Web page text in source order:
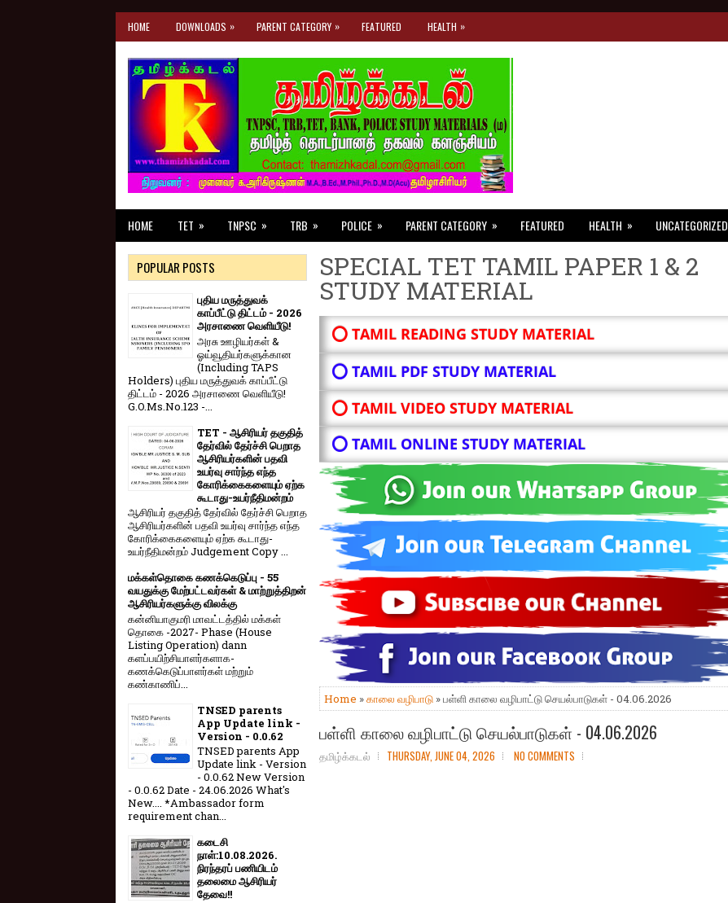
HOME DOWNLOADS » PARENT CATEGORY » FEATURED HEALTH »
HOME TET » TNPSC » TRB » POLICE » PARENT CATEGORY » FEATURED HEALTH » UNCATEGORIZED
SPECIAL TET TAMIL PAPER 1 & 2
STUDY MATERIAL
⭕ TAMIL READING STUDY MATERIAL
⭕ TAMIL PDF STUDY MATERIAL
⭕ TAMIL VIDEO STUDY MATERIAL
⭕ TAMIL ONLINE STUDY MATERIAL
Home »காலை வழிபாடு » பள்ளி காலை வழிபாட்டு செயல்பாடுகள் - 04.06.2026
பள்ளி காலை வழிபாட்டு செயல்பாடுகள் - 04.06.2026
தமிழ்க்கடல் THURSDAY, JUNE 04, 2026 NO COMMENTS
POPULAR POSTS
புதிய மருத்துவக்
காப்பீட்டு திட்டம் - 2026
அரசாணை வெளியீடு!
அரசு ஊழியர்கள் &
ஓய்வூதியர்களுக்கான
(Including TAPS
Holders) புதிய மருத்துவக் காப்பீட்டு
திட்டம் - 2026 அரசாணை வெளியீடு!
G.O.Ms.No.123 -...
TET - ஆசிரியர் தகுதித்
தேர்வில் தேர்ச்சி பெறாத
ஆசிரியர்களின் பதவி
உயர்வு சார்ந்த எந்த
கோரிக்கைகளையும் ஏற்க
கூடாது-உயர்நீதிமன்றம்
ஆசிரியர் தகுதித் தேர்வில் தேர்ச்சி பெறாத
ஆசிரியர்களின் பதவி உயர்வு சார்ந்த எந்த
கோரிக்கைகளையும் ஏற்க கூடாது-
உயர்நீதிமன்றம் Judgement Copy ...
மக்கள்தொகை கணக்கெடுப்பு - 55
வயதுக்கு மேற்பட்டவர்கள் & மாற்றுத்திறன்
ஆசிரியர்களுக்கு விலக்கு
கன்னியாகுமரி மாவட்டத்தில் மக்கள்
தொகை -2027- Phase (House
Listing Operation) dann
களப்பயிற்சியாளர்களாக-
கணக்கெடுப்பாளர்கள் மற்றும்
கண்காணிப்...
TNSED parents
App Update link -
Version - 0.0.62
TNSED parents App
Update link - Version
- 0.0.62 New Version
- 0.0.62 Date - 24.06.2026 What's
New.... *Ambassador form
requirement chan...
கடைசி
நாள்:10.08.2026.
நிரந்தரப் பணியிடம்
தலைமை ஆசிரியர்
தேவை!!